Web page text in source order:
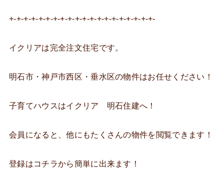
+-+-+-+-+-+-+-+-+-+-+-+-+-+-+-+-+-+-+-+-
イクリアは完全注文住宅です。
明石市・神戸市西区・垂水区の物件はお任せください！
子育てハウスはイクリア 明石住建へ！
会員になると、他にもたくさんの物件を閲覧できます！
登録はコチラから簡単に出来ます！